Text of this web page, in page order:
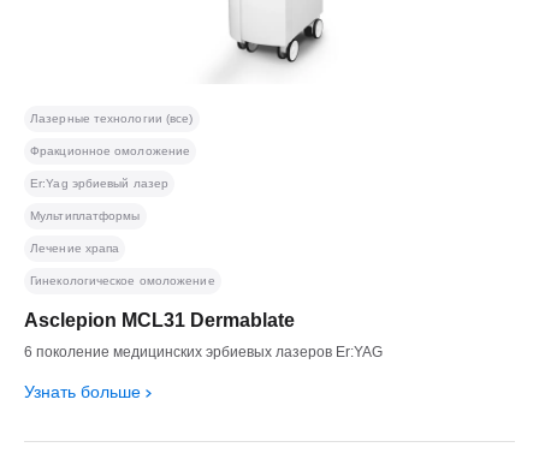
Asclepion MCL31 Dermablate
6 поколение медицинских эрбиевых лазеров Er:YAG
Узнать больше
Лазерные технологии (все)
Фракционное омоложение
Er:Yag эрбиевый лазер
Мультиплатформы
Лечение храпа
Гинекологическое омоложение